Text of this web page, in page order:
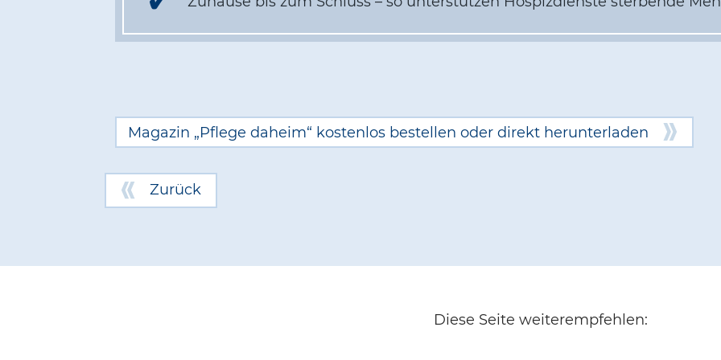
Magazin „Pflege daheim“ kostenlos bestellen oder direkt herunterladen
Zurück
Diese Seite weiterempfehlen: